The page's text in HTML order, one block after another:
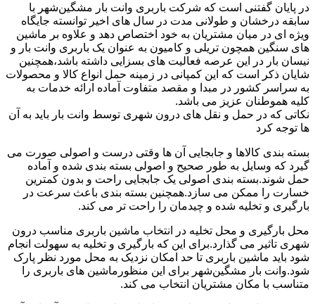
در پایان گفتنی است که شرکت باربری وانت بار مشگین‌شهر با
سابقه درخشان و طولانی مدت در سال های اخیر توانسته جایگاه
ویژه ای در میان مشتریان به خود اختصاص دهد و علاوه بر ماشین
های سنگین همچون تریلی و کامیون به عنوان یک باربری وانت بار و
نیسان بار در این عرصه فعالیت های بسزایی داشته باشد،همچنین
شایان ذکر است که این کمپانی در زمینه حمل انواع کالا و محصولات
به سراسر کشور در مبدا و مقصد متفاوت آماده ارائه خدمات به
کلیه هموطنان عزیز می باشد.
نکاتی که در حمل و نقل های درون شهری توسط وانت بار باید به آن
ها توجه کرد
بسته بندی کالاها و جابجایی آن ها وقتی درست و اصولی صورت می
گیرد که وسایل به طور صحیح و اصولی بسته بندی شده و آماده
حمل شوند.بسته بندی اصولی یک جابجایی راحت و بدون کمترین
خسارت را ممکن می سازد.همچنین بسته بندی باعث سرعت در
بارگیری و تخلیه شده و چیدمان را راحت تر می کند.
محل بارگیری و محل تخلیه در انتخاب ماشین باربری مناسب درون
شهری تاثیر می گذارد.برای این که بارگیری و تخلیه به سهولت انجام
شود باید ماشین باربری تا حد امکان نزدیک به محل مورد نظر پارک
شود.وانت بار مشگین‌شهر برای این منظورماشین های باربری را
متناسب با مکان مشتریان انتخاب می کند.